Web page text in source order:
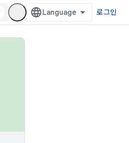
로그인